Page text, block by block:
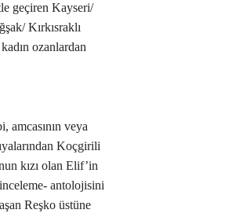
geçiren Kayseri/
Kırkısraklı
ozanlardan
amcasının veya
Koçgirili
kızı olan Elif’in
antolojisini
Reşko üstüne